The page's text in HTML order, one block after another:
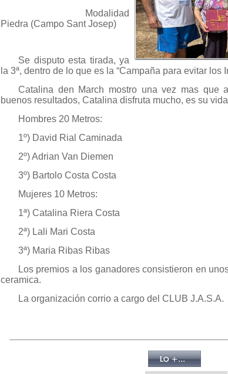
Modalidad
Piedra (Campo Sant Josep)
Se disputo esta tirada, ya
la 3ª, dentro de lo que es la “Campaña para evitar los
Catalina den March mostro una vez mas que
buenos resultados, Catalina disfruta mucho, es su
Hombres 20 Metros:
1º) David Rial Caminada
2º) Adrian Van Diemen
3º) Bartolo Costa Costa
Mujeres 10 Metros:
1ª) Catalina Riera Costa
2ª) Lali Mari Costa
3ª) Maria Ribas Ribas
Los premios a los ganadores consistieron en
ceramica.
La organización corrio a cargo del CLUB J.A.S.A.